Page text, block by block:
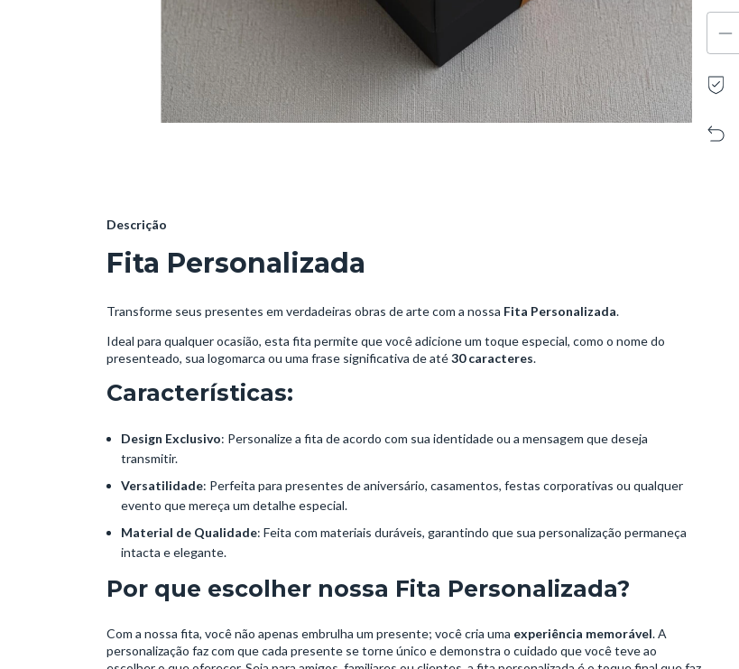
Descrição
Fita Personalizada
Transforme seus presentes em verdadeiras obras de arte com a nossa Fita Personalizada.
Ideal para qualquer ocasião, esta fita permite que você adicione um toque especial, como o nome do
presenteado, sua logomarca ou uma frase significativa de até30 caracteres.
Características:
Design Exclusivo: Personalize a fita de acordo com sua identidade ou a mensagem que deseja
transmitir.
Versatilidade: Perfeita para presentes de aniversário, casamentos, festas corporativas ou qualquer
evento que mereça um detalhe especial.
Material de Qualidade: Feita com materiais duráveis, garantindo que sua personalização permaneça
intacta e elegante.
Por que escolher nossa Fita Personalizada?
Com a nossa fita, você não apenas embrulha um presente; você cria uma experiência memorável. A
personalização faz com que cada presente se torne único e demonstra o cuidado que você teve ao